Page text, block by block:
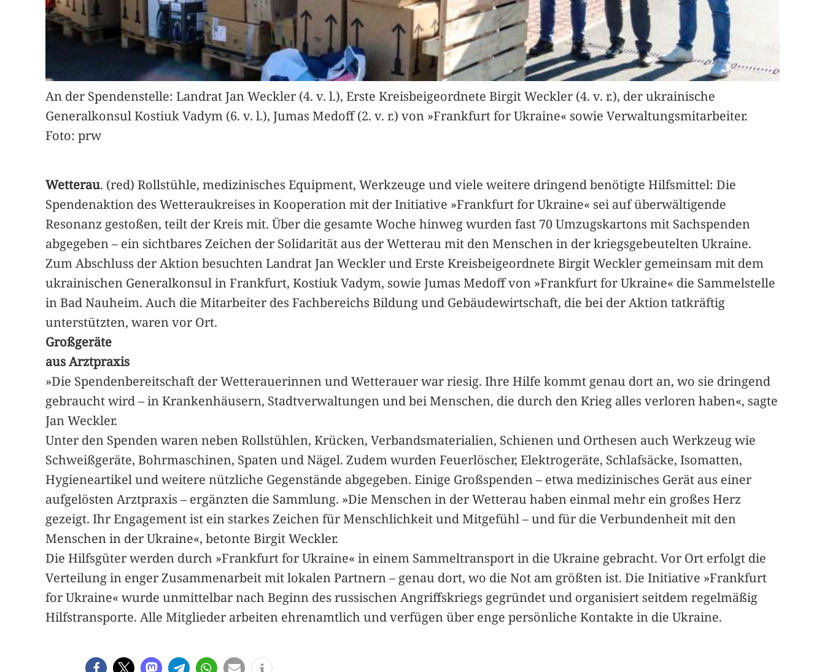
An der Spendenstelle: Landrat Jan Weckler (4. v. l.), Erste Kreisbeigeordnete Birgit Weckler (4. v. r.), der ukrainische
Generalkonsul Kostiuk Vadym (6. v. l.), Jumas Medoff (2. v. r.) von »Frankfurt for Ukraine« sowie Verwaltungsmitarbeiter.
Foto: prw
Wetterau. (red) Rollstühle, medizinisches Equipment, Werkzeuge und viele weitere dringend benötigte Hilfsmittel: Die
Spendenaktion des Wetteraukreises in Kooperation mit der Initiative »Frankfurt for Ukraine« sei auf überwältigende
Resonanz gestoßen, teilt der Kreis mit. Über die gesamte Woche hinweg wurden fast 70 Umzugskartons mit Sachspenden
abgegeben – ein sichtbares Zeichen der Solidarität aus der Wetterau mit den Menschen in der kriegsgebeutelten Ukraine.
Zum Abschluss der Aktion besuchten Landrat Jan Weckler und Erste Kreisbeigeordnete Birgit Weckler gemeinsam mit dem
ukrainischen Generalkonsul in Frankfurt, Kostiuk Vadym, sowie Jumas Medoff von »Frankfurt for Ukraine« die Sammelstelle
in Bad Nauheim. Auch die Mitarbeiter des Fachbereichs Bildung und Gebäudewirtschaft, die bei der Aktion tatkräftig
unterstützten, waren vor Ort.
Großgeräte
aus Arztpraxis
»Die Spendenbereitschaft der Wetterauerinnen und Wetterauer war riesig. Ihre Hilfe kommt genau dort an, wo sie dringend
gebraucht wird – in Krankenhäusern, Stadtverwaltungen und bei Menschen, die durch den Krieg alles verloren haben«, sagte
Jan Weckler.
Unter den Spenden waren neben Rollstühlen, Krücken, Verbandsmaterialien, Schienen und Orthesen auch Werkzeug wie
Schweißgeräte, Bohrmaschinen, Spaten und Nägel. Zudem wurden Feuerlöscher, Elektrogeräte, Schlafsäcke, Isomatten,
Hygieneartikel und weitere nützliche Gegenstände abgegeben. Einige Großspenden – etwa medizinisches Gerät aus einer
aufgelösten Arztpraxis – ergänzten die Sammlung. »Die Menschen in der Wetterau haben einmal mehr ein großes Herz
gezeigt. Ihr Engagement ist ein starkes Zeichen für Menschlichkeit und Mitgefühl – und für die Verbundenheit mit den
Menschen in der Ukraine«, betonte Birgit Weckler.
Die Hilfsgüter werden durch »Frankfurt for Ukraine« in einem Sammeltransport in die Ukraine gebracht. Vor Ort erfolgt die
Verteilung in enger Zusammenarbeit mit lokalen Partnern – genau dort, wo die Not am größten ist. Die Initiative »Frankfurt
for Ukraine« wurde unmittelbar nach Beginn des russischen Angriffskriegs gegründet und organisiert seitdem regelmäßig
Hilfstransporte. Alle Mitglieder arbeiten ehrenamtlich und verfügen über enge persönliche Kontakte in die Ukraine.